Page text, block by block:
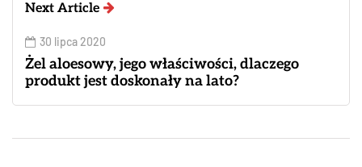
Next Article
30 lipca 2020
Żel aloesowy, jego właściwości, dlaczego
produkt jest doskonały na lato?